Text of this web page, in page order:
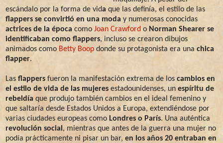
escándalo por la forma de vida que las definía, el estilo de las
flappers se convirtió en una moda y numerosas conocidas
actrices de la época como Joan Crawford o Norman Shearer se
identificaban como flappers, incluso se crearon dibujos
animados como Betty Boop donde su protagonista era una chica
flapper.
Las flappers fueron la manifestación extrema de los cambios en
el estilo de vida de las mujeres estadounidenses, un espíritu de
rebeldía que produjo también cambios en el ideal femenino y
que saltaría desde Estados Unidos a Europa, extendiéndose por
varias ciudades europeas como Londres o París. Una auténtica
revolución social , mientras que antes de la guerra una mujer no
podía prácticamente ni pisar un bar, en los años 20 entraban en